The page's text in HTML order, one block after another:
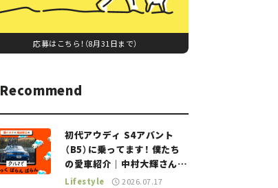
応募はこちら！（8月31日まで）
Recommend
初代アウディ S4アバント
（B5）に乗ってます！ 僕たち
の愛車紹介｜中村大輝さん
——瀬イオナと嶋田智之の
Lifestyle 2026.07.17